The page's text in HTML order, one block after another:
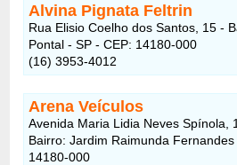
Alvina Pignata Feltrin
Rua Elisio Coelho dos Santos, 15 -
Pontal - SP - CEP: 14180-000
(16) 3953-4012
Arena Veículos
Avenida Maria Lidia Neves Spínola,
Bairro: Jardim Raimunda
14180-000